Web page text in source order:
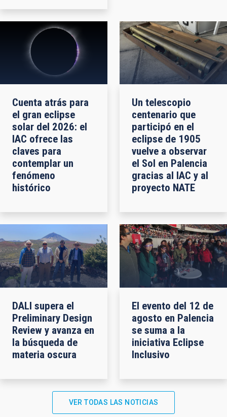
Cuenta atrás para
el gran eclipse
solar del 2026: el
IAC ofrece las
claves para
contemplar un
fenómeno
histórico
Un telescopio
centenario que
participó en el
eclipse de 1905
vuelve a observar
el Sol en Palencia
gracias al IAC y al
proyecto NATE
DALI supera el
Preliminary Design
Review y avanza en
la búsqueda de
materia oscura
El evento del 12 de
agosto en Palencia
se suma a la
iniciativa Eclipse
Inclusivo
VER TODAS LAS NOTICIAS